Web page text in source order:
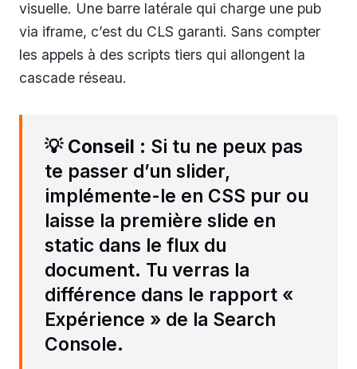
visuelle. Une barre latérale qui charge une pub
via iframe, c’est du CLS garanti. Sans compter
les appels à des scripts tiers qui allongent la
cascade réseau.
💡 Conseil : Si tu ne peux pas
te passer d’un slider,
implémente-le en CSS pur ou
laisse la première slide en
static dans le flux du
document. Tu verras la
différence dans le rapport «
Expérience » de la Search
Console.